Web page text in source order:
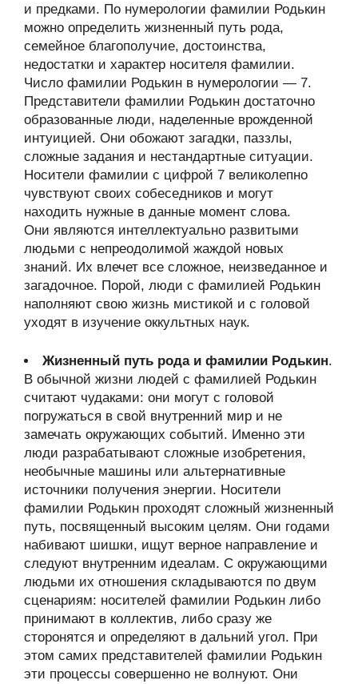
и предками. По нумерологии фамилии Родькин
можно определить жизненный путь рода,
семейное благополучие, достоинства,
недостатки и характер носителя фамилии.
Число фамилии Родькин в нумерологии — 7.
Представители фамилии Родькин достаточно
образованные люди, наделенные врожденной
интуицией. Они обожают загадки, паззлы,
сложные задания и нестандартные ситуации.
Носители фамилии с цифрой 7 великолепно
чувствуют своих собеседников и могут
находить нужные в данные момент слова.
Они являются интеллектуально развитыми
людьми с непреодолимой жаждой новых
знаний. Их влечет все сложное, неизведанное и
загадочное. Порой, люди с фамилией Родькин
наполняют свою жизнь мистикой и с головой
уходят в изучение оккультных наук.
Жизненный путь рода и фамилии Родькин.
В обычной жизни людей с фамилией Родькин
считают чудаками: они могут с головой
погружаться в свой внутренний мир и не
замечать окружающих событий. Именно эти
люди разрабатывают сложные изобретения,
необычные машины или альтернативные
источники получения энергии. Носители
фамилии Родькин проходят сложный жизненный
путь, посвященный высоким целям. Они годами
набивают шишки, ищут верное направление и
следуют внутренним идеалам. С окружающими
людьми их отношения складываются по двум
сценариям: носителей фамилии Родькин либо
принимают в коллектив, либо сразу же
сторонятся и определяют в дальний угол. При
этом самих представителей фамилии Родькин
эти процессы совершенно не волнуют. Они